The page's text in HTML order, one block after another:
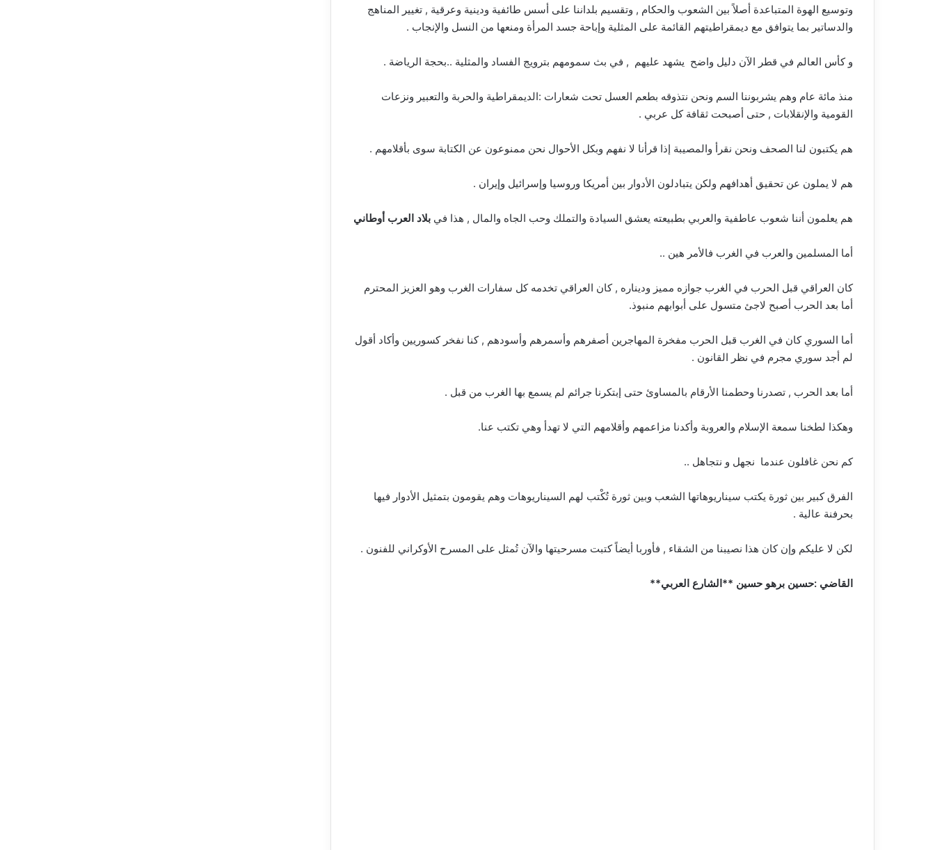
وتوسيع الهوة المتباعدة أصلاً بين الشعوب والحكام , وتقسيم بلداننا على أسس طائفية ودينية وعرقية , تغيير المناهج
والدساتير بما يتوافق مع ديمقراطيتهم القائمة على المثلية وإباحة جسد المرأة ومنعها من النسل والإنجاب .
و كأس العالم في قطر الآن دليل واضح يشهد عليهم , في بث سمومهم بترويج الفساد والمثلية ..بحجة الرياضة .
منذ مائة عام وهم يشربوننا السم ونحن نتذوقه بطعم العسل تحت شعارات :الديمقراطية والحربة والتعبير ونزعات
القومية والإنقلابات , حتى أصبحت ثقافة كل عربي .
هم يكتبون لنا الصحف ونحن نقرأ والمصيبة إذا قرأنا لا نفهم وبكل الأحوال نحن ممنوعون عن الكتابة سوى بأقلامهم .
هم لا يملون عن تحقيق أهدافهم ولكن يتبادلون الأدوار بين أمريكا وروسيا وإسرائيل وإيران .
هم يعلمون أننا شعوب عاطفية والعربي بطبيعته يعشق السيادة والتملك وحب الجاه والمال , هذا في بلاد العرب أوطاني
أما المسلمين والعرب في الغرب فالأمر هين ..
كان العراقي قبل الحرب في الغرب جوازه مميز وديناره , كان العراقي تخدمه كل سفارات الغرب وهو العزيز المحترم
أما بعد الحرب أصبح لاجئ متسول على أبوابهم منبوذ.
أما السوري كان في الغرب قبل الحرب مفخرة المهاجرين أصفرهم وأسمرهم وأسودهم , كنا نفخر كسوريين وأكاد أقول
لم أجد سوري مجرم في نظر القانون .
أما بعد الحرب , تصدرنا وحطمنا الأرقام بالمساوئ حتى إبتكرنا جرائم لم يسمع بها الغرب من قبل .
وهكذا لطخنا سمعة الإسلام والعروبة وأكدنا مزاعمهم وأقلامهم التي لا تهدأ وهي تكتب عنا.
كم نحن غافلون عندما نجهل و نتجاهل ..
الفرق كبير بين ثورة يكتب سيناريوهاتها الشعب وبين ثورة تُكْتب لهم السيناريوهات وهم يقومون بتمثيل الأدوار فيها
بحرفنة عالية .
لكن لا عليكم وإن كان هذا نصيبنا من الشقاء , فأوربا أيضاً كتبت مسرحيتها والآن تُمثل على المسرح الأوكراني للفنون .
القاضي :حسين برهو حسين **الشارع العربي**